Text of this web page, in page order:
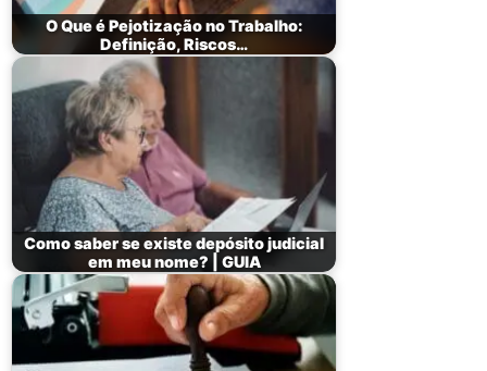
O Que é Pejotização no Trabalho:
Definição, Riscos…
Como saber se existe depósito judicial
em meu nome? | GUIA